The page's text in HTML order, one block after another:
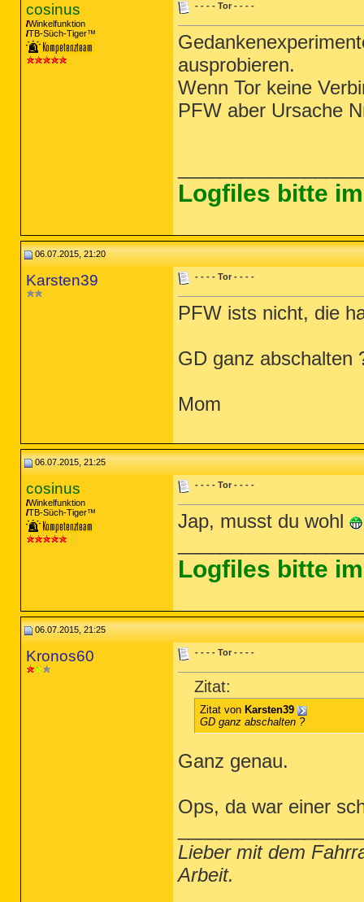
cosinus
Winkelfunktion
TB-Süch-Tiger™
- - - - Tor - - - -
ausprobieren.
Wenn Tor keine
PFW aber Ursache
Logfiles bitte
06.07.2015, 21:20
Karsten39 - - - - Tor - - - -
PFW ists nicht, die
GD ganz abschalten
Mom
06.07.2015, 21:25
cosinus
Winkelfunktion
TB-Süch-Tiger™
- - - - Tor - - - -
Jap, musst du wohl
Logfiles bitte
06.07.2015, 21:25
Kronos60 - - - - Tor - - - -
Zitat:
Zitat von Karsten39
GD ganz abschalten ?
Ganz genau.
Ops, da war einer
Lieber mit dem
Arbeit.